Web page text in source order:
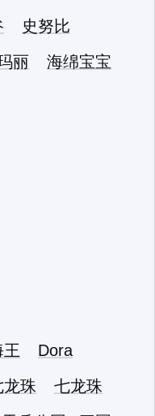
史努比
丽
海绵宝宝
王
Dora
龙珠
七龙珠